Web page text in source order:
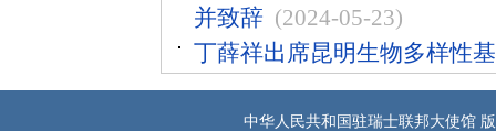
并致辞 (2024-05-23)
丁薛祥出席昆明生物多样性
中华人民共和国驻瑞士联邦大使馆